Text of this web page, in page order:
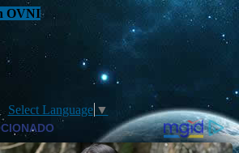
OVNI
Select Language ▼